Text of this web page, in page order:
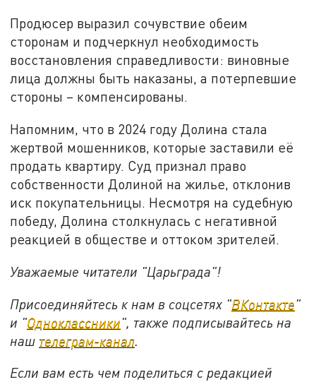
Продюсер выразил сочувствие обеим
сторонам и подчеркнул необходимость
восстановления справедливости: виновные
лица должны быть наказаны, а потерпевшие
стороны – компенсированы.
Напомним, что в 2024 году Долина стала
жертвой мошенников, которые заставили её
продать квартиру. Суд признал право
собственности Долиной на жилье, отклонив
иск покупательницы. Несмотря на судебную
победу, Долина столкнулась с негативной
реакцией в обществе и оттоком зрителей.
Уважаемые читатели "Царьграда"!
Присоединяйтесь к нам в соцсетях "ВКонтакте"
и "Одноклассники", также подписывайтесь на
наш телеграм-канал
Если вам есть чем поделиться с редакцией